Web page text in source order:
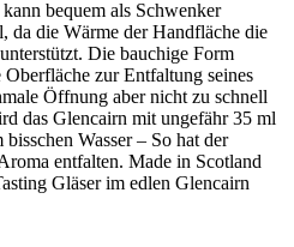
bequem als Schwenker
da die Wärme der Handfläche die
Die bauchige Form
zur Entfaltung seines
Öffnung aber nicht zu schnell
das Glencairn mit ungefähr 35 ml
Wasser – So hat der
entfalten. Made in Scotland
Gläser im edlen Glencairn